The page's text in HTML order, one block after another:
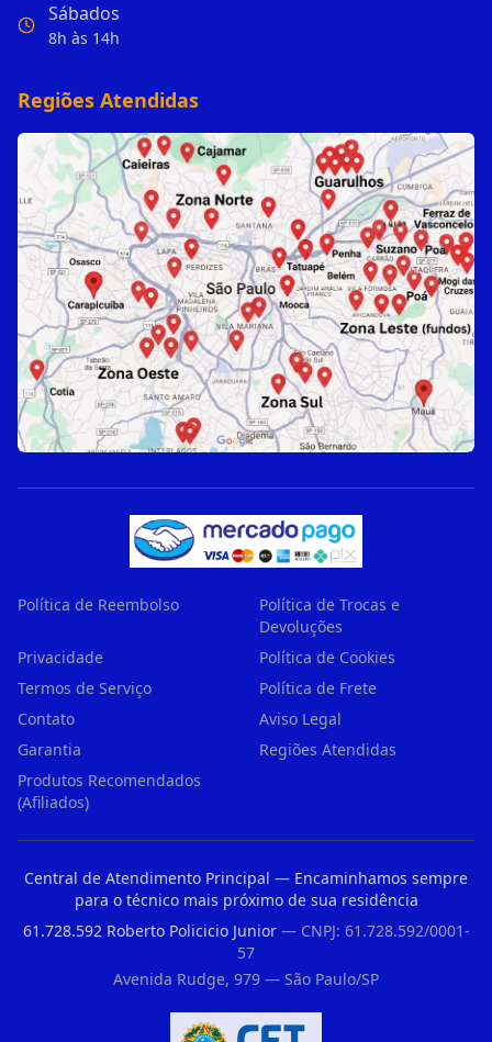
Sábados
8h às 14h
Regiões Atendidas
Política de Reembolso
Política de Trocas e
Devoluções
Privacidade
Política de Cookies
Termos de Serviço
Política de Frete
Contato
Aviso Legal
Garantia
Regiões Atendidas
Produtos Recomendados
(Afiliados)
Central de Atendimento Principal — Encaminhamos sempre
para o técnico mais próximo de sua residência
61.728.592 Roberto Policicio Junior— CNPJ: 61.728.592/0001-
57
Avenida Rudge, 979 — São Paulo/SP